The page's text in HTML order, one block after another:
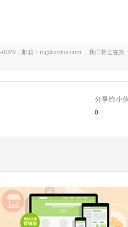
，邮箱：mj@cndns.com ，我们将会在第
分享给小
0